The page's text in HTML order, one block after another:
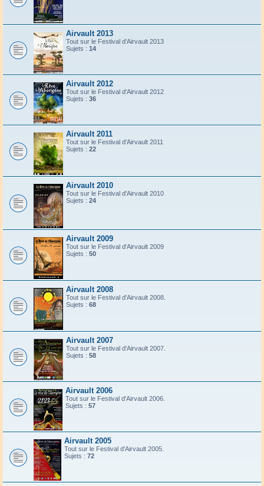
Airvault 2013
Tout sur le Festival d'Airvault 2013
Sujets : 14
Airvault 2012
Tout sur le Festival d'Airvault 2012
Sujets : 36
Airvault 2011
Tout sur le Festival d'Airvault 2011
Sujets : 22
Airvault 2010
Tout sur le Festival d'Airvault 2010
Sujets : 24
Airvault 2009
Tout sur le Festival d'Airvault 2009
Sujets : 50
Airvault 2008
Tout sur le Festival d'Airvault 2008.
Sujets : 68
Airvault 2007
Tout sur le Festival d'Airvault 2007.
Sujets : 58
Airvault 2006
Tout sur le Festival d'Airvault 2006.
Sujets : 57
Airvault 2005
Tout sur le Festival d'Airvault 2005.
Sujets : 72